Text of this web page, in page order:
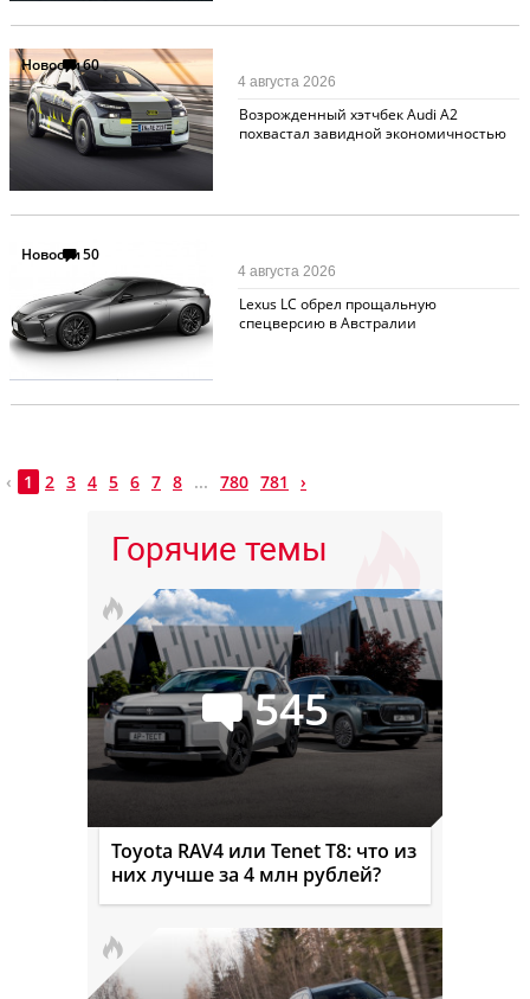
Новости60
Возрожденный хэтчбек Audi A2
похвастал завидной экономичностью
4 августа 2026
Новости50
Lexus LC обрел прощальную
спецверсию в Австралии
4 августа 2026
‹ 1 2 3 4 5 6 7 8 ... 780 781 ›
Горячие темы
545
Toyota RAV4 или Tenet T8: что из
них лучше за 4 млн рублей?